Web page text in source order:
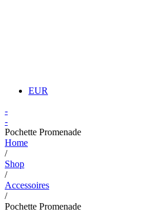
EUR
-
-
Pochette Promenade
Home
/
Shop
/
Accessoires
/
Pochette Promenade